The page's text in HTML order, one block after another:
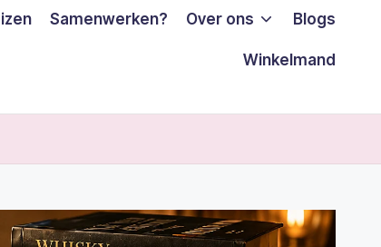
Samenwerken? Over ons Blogs
Winkelmand